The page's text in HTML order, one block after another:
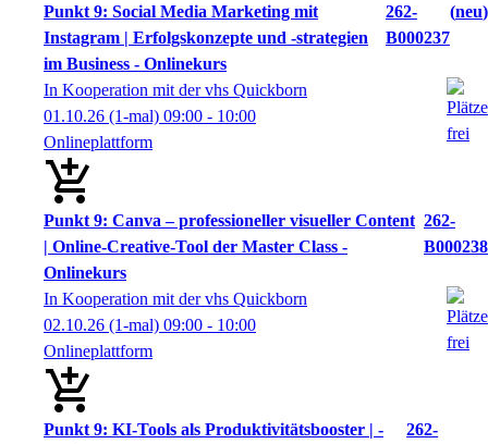
Punkt 9: Social Media Marketing mit
Instagram | Erfolgskonzepte und -strategien
im Business - Onlinekurs
262-
B000237
neu
In Kooperation mit der vhs Quickborn
01.10.26 (1-mal) 09:00 - 10:00
Onlineplattform
Punkt 9: Canva – professioneller visueller Content
| Online-Creative-Tool der Master Class -
Onlinekurs
262-
B000238
In Kooperation mit der vhs Quickborn
02.10.26 (1-mal) 09:00 - 10:00
Onlineplattform
Punkt 9: KI-Tools als Produktivitätsbooster | -
262-